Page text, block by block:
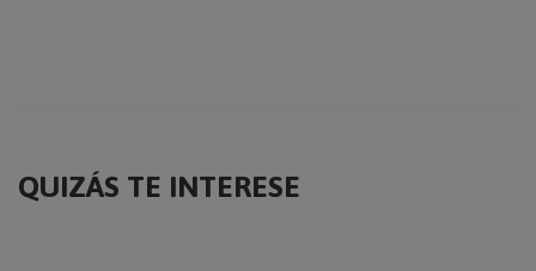
QUIZÁS TE INTERESE